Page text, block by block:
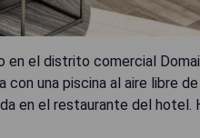
el distrito comercial
una piscina al aire libre
en el restaurante del